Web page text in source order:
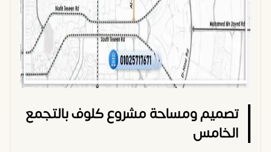
تصميم ومساحة مشروع كلوف بالتجمع
الخامس